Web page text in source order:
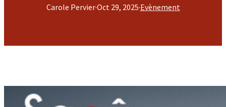
Carole Pervier·Oct 29, 2025·Evènement